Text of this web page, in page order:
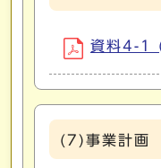
資料4-1
(7)事業計画